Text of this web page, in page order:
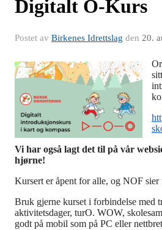
Digitalt O-Kurs
Postet av Birkenes Idrettslag den 20.
Vi har også lagt det til på vår
hjørne!
Kursert er åpent for alle, og NOF sier
Bruk gjerne kurset i forbindelse med
aktivitetsdager, turO. WOW,
godt på mobil som på PC eller